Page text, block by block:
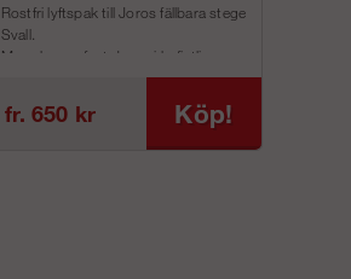
Rostfri lyftspak till Joros fällbara stege
Svall.
Man skruvar fast denna i befintliga
fr. 650 kr Köp!